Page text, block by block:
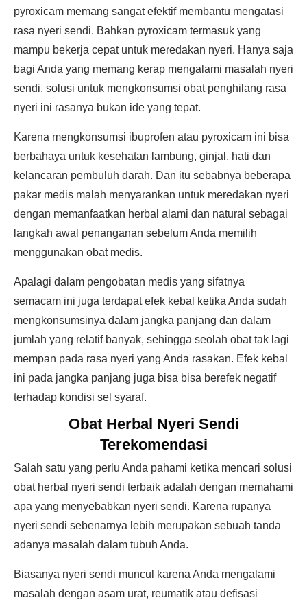
pyroxicam memang sangat efektif membantu mengatasi
rasa nyeri sendi. Bahkan pyroxicam termasuk yang
mampu bekerja cepat untuk meredakan nyeri. Hanya saja
bagi Anda yang memang kerap mengalami masalah nyeri
sendi, solusi untuk mengkonsumsi obat penghilang rasa
nyeri ini rasanya bukan ide yang tepat.
Karena mengkonsumsi ibuprofen atau pyroxicam ini bisa
berbahaya untuk kesehatan lambung, ginjal, hati dan
kelancaran pembuluh darah. Dan itu sebabnya beberapa
pakar medis malah menyarankan untuk meredakan nyeri
dengan memanfaatkan herbal alami dan natural sebagai
langkah awal penanganan sebelum Anda memilih
menggunakan obat medis.
Apalagi dalam pengobatan medis yang sifatnya
semacam ini juga terdapat efek kebal ketika Anda sudah
mengkonsumsinya dalam jangka panjang dan dalam
jumlah yang relatif banyak, sehingga seolah obat tak lagi
mempan pada rasa nyeri yang Anda rasakan. Efek kebal
ini pada jangka panjang juga bisa bisa berefek negatif
terhadap kondisi sel syaraf.
Obat Herbal Nyeri Sendi
Terekomendasi
Salah satu yang perlu Anda pahami ketika mencari solusi
obat herbal nyeri sendi terbaik adalah dengan memahami
apa yang menyebabkan nyeri sendi. Karena rupanya
nyeri sendi sebenarnya lebih merupakan sebuah tanda
adanya masalah dalam tubuh Anda.
Biasanya nyeri sendi muncul karena Anda mengalami
masalah dengan asam urat, reumatik atau defisasi